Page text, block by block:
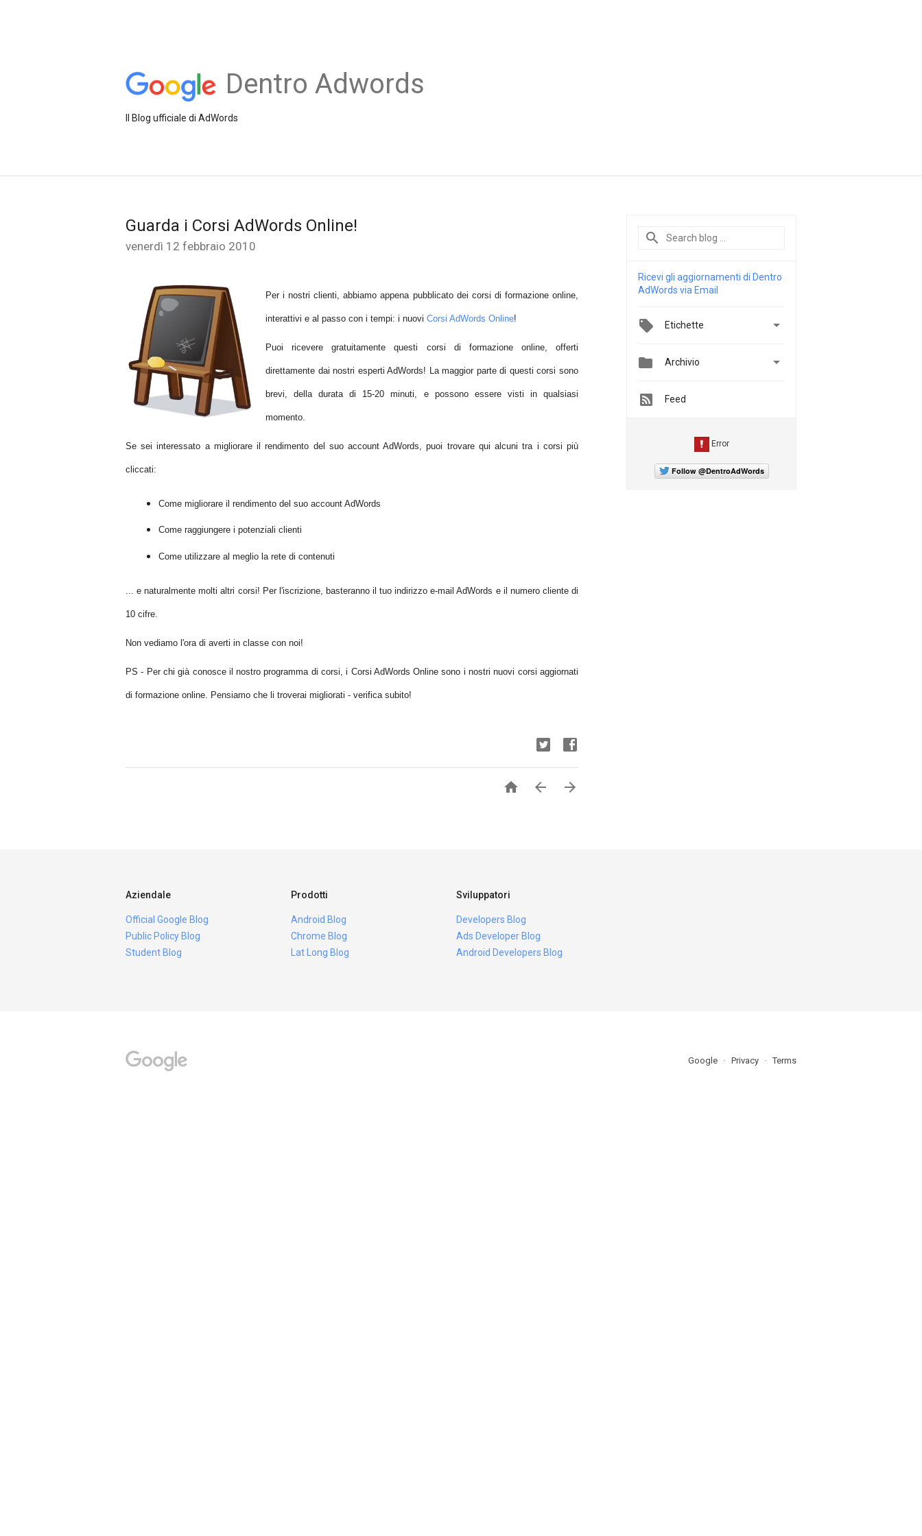
Dentro Adwords
Il Blog ufficiale di AdWords
Guarda i Corsi AdWords Online!
venerdì 12 febbraio 2010
Per i nostri clienti, abbiamo appena pubblicato dei corsi di formazione online,
interattivi e al passo con i tempi: i nuovi Corsi AdWords Online!
Puoi ricevere gratuitamente questi corsi di formazione online, offerti
direttamente dai nostri esperti AdWords! La maggior parte di questi corsi sono
brevi, della durata di 15-20 minuti, e possono essere visti in qualsiasi
momento.
Se sei interessato a migliorare il rendimento del suo account AdWords, puoi trovare qui alcuni tra i corsi più
cliccati:
Come migliorare il rendimento del suo account AdWords
Come raggiungere i potenziali clienti
Come utilizzare al meglio la rete di contenuti
... e naturalmente molti altri corsi! Per l'iscrizione, basteranno il tuo indirizzo e-mail AdWords e il numero cliente di
10 cifre.
Non vediamo l'ora di averti in classe con noi!
PS - Per chi già conosce il nostro programma di corsi, i Corsi AdWords Online sono i nostri nuovi corsi aggiornati
di formazione online. Pensiamo che li troverai migliorati - verifica subito!
  
Ricevi gli aggiornamenti di Dentro
AdWords via Email
Etichette 
 Archivio 
Feed
Follow @DentroAdWords
Aziendale
Official Google Blog
Public Policy Blog
Student Blog
Prodotti
Android Blog
Chrome Blog
Lat Long Blog
Sviluppatori
Developers Blog
Ads Developer Blog
Android Developers Blog
Google Privacy Terms